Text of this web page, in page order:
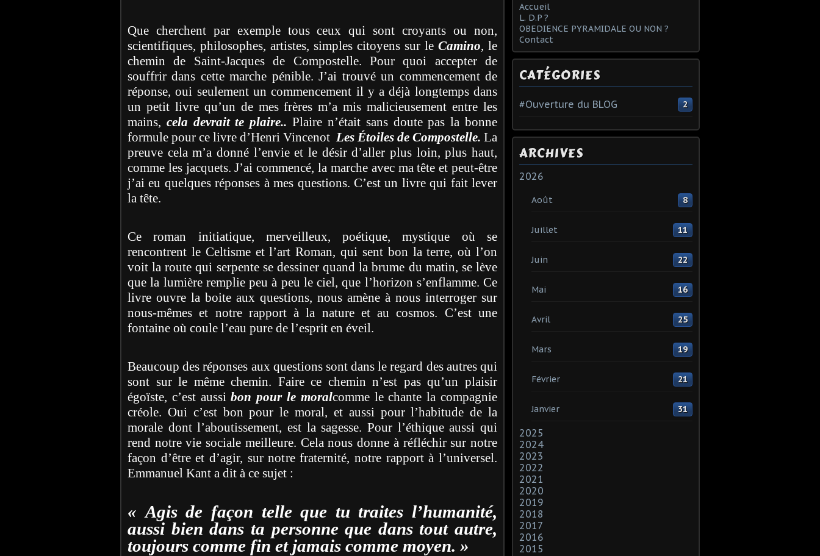
Que cherchent par exemple tous ceux qui sont croyants ou non,
scientifiques, philosophes, artistes, simples citoyens sur le Camino, le
chemin de Saint-Jacques de Compostelle. Pour quoi accepter de
souffrir dans cette marche pénible. J’ai trouvé un commencement de
réponse, oui seulement un commencement il y a déjà longtemps dans
un petit livre qu’un de mes frères m’a mis malicieusement entre les
mains, cela devrait te plaire.. Plaire n’était sans doute pas la bonne
formule pour ce livre d’Henri Vincenot Les Étoiles de Compostelle. La
preuve cela m’a donné l’envie et le désir d’aller plus loin, plus haut,
comme les jacquets. J’ai commencé, la marche avec ma tête et peut-être
j’ai eu quelques réponses à mes questions. C’est un livre qui fait lever
la tête.
Ce roman initiatique, merveilleux, poétique, mystique où se
rencontrent le Celtisme et l’art Roman, qui sent bon la terre, où l’on
voit la route qui serpente se dessiner quand la brume du matin, se lève
que la lumière remplie peu à peu le ciel, que l’horizon s’enflamme. Ce
livre ouvre la boite aux questions, nous amène à nous interroger sur
nous-mêmes et notre rapport à la nature et au cosmos. C’est une
fontaine où coule l’eau pure de l’esprit en éveil.
Beaucoup des réponses aux questions sont dans le regard des autres qui
sont sur le même chemin. Faire ce chemin n’est pas qu’un plaisir
égoïste, c’est aussibon pour le moralcomme le chante la compagnie
créole. Oui c’est bon pour le moral, et aussi pour l’habitude de la
morale dont l’aboutissement, est la sagesse. Pour l’éthique aussi qui
rend notre vie sociale meilleure. Cela nous donne à réfléchir sur notre
façon d’être et d’agir, sur notre fraternité, notre rapport à l’universel.
Emmanuel Kant a dit à ce sujet :
« Agis de façon telle que tu traites l’humanité,
aussi bien dans ta personne que dans tout autre,
toujours comme fin et jamais comme moyen. »
Accueil
L. D.P ?
OBEDIENCE PYRAMIDALE OU NON ?
Contact
CATÉGORIES
#Ouverture du BLOG 2
ARCHIVES
2026
Août 8
Juillet 11
Juin 22
Mai 16
Avril 25
Mars 19
Février 21
Janvier 31
2025
2024
2023
2022
2021
2020
2019
2018
2017
2016
2015